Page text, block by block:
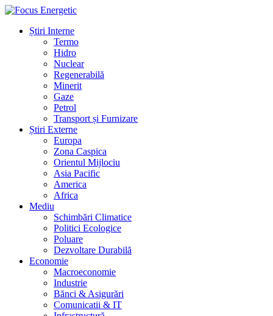
Știri Interne
Termo
Hidro
Nuclear
Regenerabilă
Minerit
Gaze
Petrol
Transport și Furnizare
Știri Externe
Europa
Zona Caspica
Orientul Mijlociu
Asia Pacific
America
Africa
Mediu
Schimbări Climatice
Politici Ecologice
Poluare
Dezvoltare Durabilă
Economie
Macroeconomie
Industrie
Bănci & Asigurări
Comunicatii & IT